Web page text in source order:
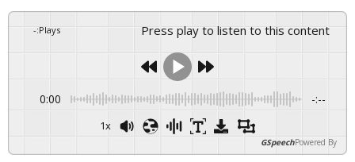
Press play to listen to this content
Plays
:
-
0:00 -:--
1x
Powered By
GSpeech